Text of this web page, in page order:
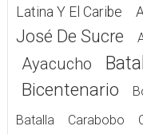
Latina Y El Caribe
José De Sucre
Ayacucho
Bicentenario
Batalla
Carabobo